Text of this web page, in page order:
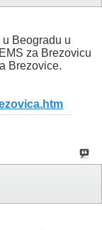
Beogradu u
za Brezovicu
Brezovice.